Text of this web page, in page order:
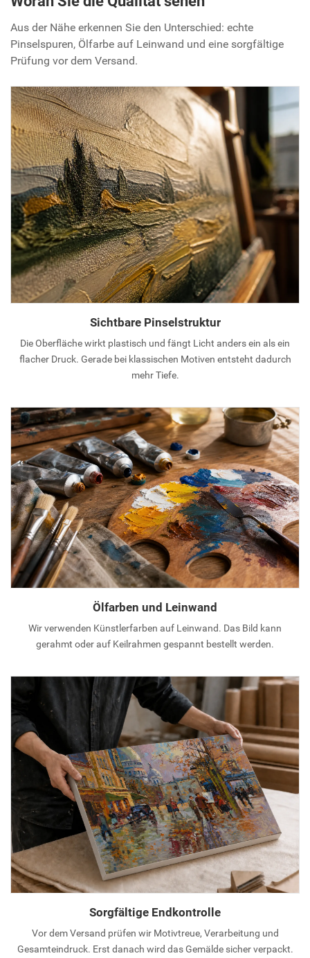
Aus der Nähe erkennen Sie den Unterschied: echte
Pinselspuren, Ölfarbe auf Leinwand und eine sorgfältige
Prüfung vor dem Versand.
Sichtbare Pinselstruktur
Die Oberfläche wirkt plastisch und fängt Licht anders ein als ein
flacher Druck. Gerade bei klassischen Motiven entsteht dadurch
mehr Tiefe.
Ölfarben und Leinwand
Wir verwenden Künstlerfarben auf Leinwand. Das Bild kann
gerahmt oder auf Keilrahmen gespannt bestellt werden.
Sorgfältige Endkontrolle
Vor dem Versand prüfen wir Motivtreue, Verarbeitung und
Gesamteindruck. Erst danach wird das Gemälde sicher verpackt.